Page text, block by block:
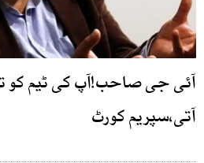
آئی جی صاحب!آپ کی ٹیم کو
آتی،سپریم کورٹ